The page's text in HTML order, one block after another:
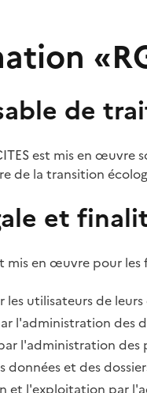
de
est mis en œuvre
de la transition
et
mis en œuvre pour les
les utilisateurs de
l'administration des
l'administration des
données et des
et l'exploitation par